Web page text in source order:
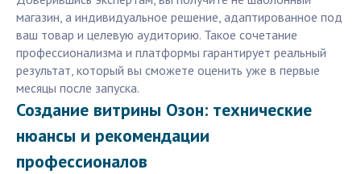
магазин, а индивидуальное решение, адаптированное под
ваш товар и целевую аудиторию. Такое сочетание
профессионализма и платформы гарантирует реальный
результат, который вы сможете оценить уже в первые
месяцы после запуска.
Создание витрины Озон: технические
нюансы и рекомендации
профессионалов